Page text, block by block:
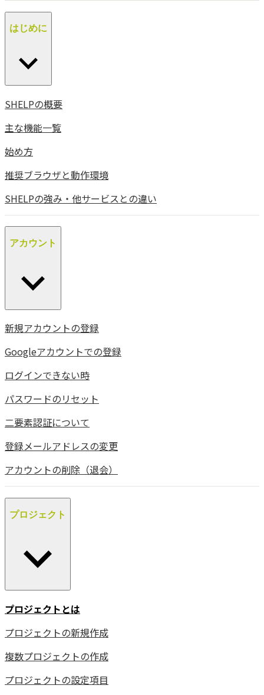
はじめに
SHELPの概要
主な機能一覧
始め方
推奨ブラウザと動作環境
SHELPの強み・他サービスとの違い
アカウント
新規アカウントの登録
Googleアカウントでの登録
ログインできない時
パスワードのリセット
二要素認証について
登録メールアドレスの変更
アカウントの削除（退会）
プロジェクト
プロジェクトとは
プロジェクトの新規作成
複数プロジェクトの作成
プロジェクトの設定項目